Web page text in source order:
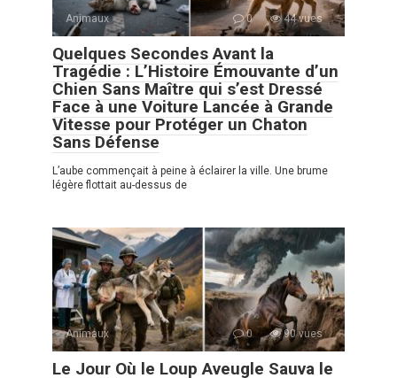
Animaux 0 44 vues
Quelques Secondes Avant la
Tragédie : L’Histoire Émouvante d’un
Chien Sans Maître qui s’est Dressé
Face à une Voiture Lancée à Grande
Vitesse pour Protéger un Chaton
Sans Défense
L’aube commençait à peine à éclairer la ville. Une brume
légère flottait au-dessus de
Animaux 0 90 vues
Le Jour Où le Loup Aveugle Sauva le